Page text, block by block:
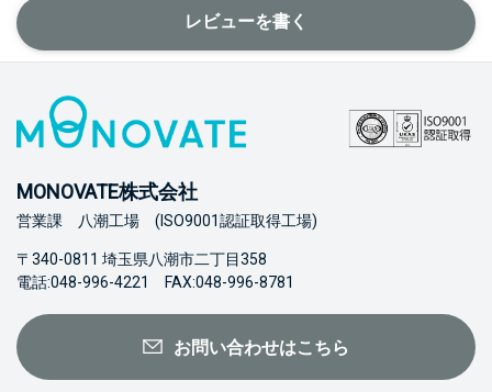
レビューを書く
MONOVATE株式会社
営業課 八潮工場 (ISO9001認証取得工場)
〒340-0811 埼玉県八潮市二丁目358
電話:048-996-4221 FAX:048-996-8781
お問い合わせはこちら